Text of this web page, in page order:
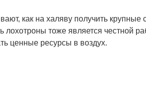
как на халяву получить
лохотроны тоже является честной
ценные ресурсы в воздух.